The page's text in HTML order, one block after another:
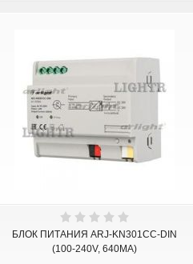
БЛОК ПИТАНИЯ ARJ-KN301CC-DIN
(100-240V, 640MA)